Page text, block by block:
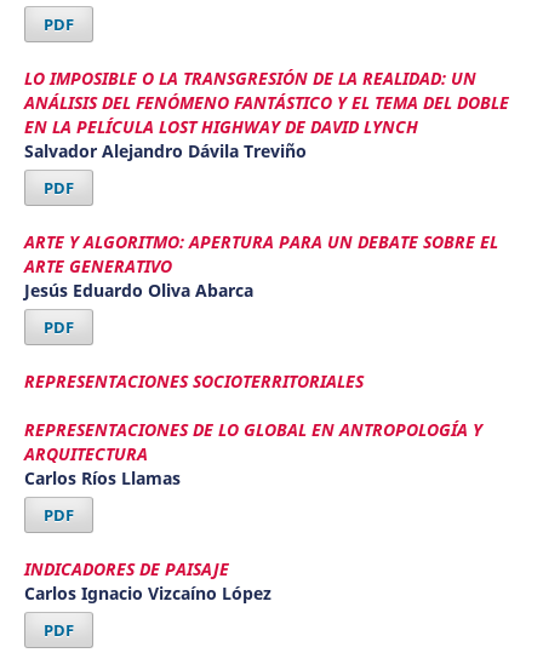
PDF
LO IMPOSIBLE O LA TRANSGRESIÓN DE LA REALIDAD: UN
ANÁLISIS DEL FENÓMENO FANTÁSTICO Y EL TEMA DEL DOBLE
EN LA PELÍCULA LOST HIGHWAY DE DAVID LYNCH
Salvador Alejandro Dávila Treviño
PDF
ARTE Y ALGORITMO: APERTURA PARA UN DEBATE SOBRE EL
ARTE GENERATIVO
Jesús Eduardo Oliva Abarca
PDF
REPRESENTACIONES SOCIOTERRITORIALES
REPRESENTACIONES DE LO GLOBAL EN ANTROPOLOGÍA Y
ARQUITECTURA
Carlos Ríos Llamas
PDF
INDICADORES DE PAISAJE
Carlos Ignacio Vizcaíno López
PDF